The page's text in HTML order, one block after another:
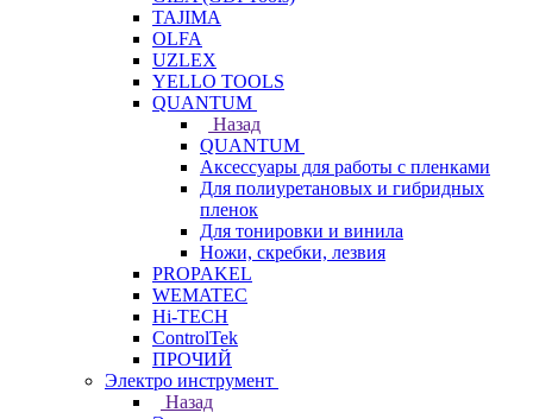
TAJIMA
OLFA
UZLEX
YELLO TOOLS
QUANTUM
Назад
QUANTUM
Аксессуары для работы с пленками
Для полиуретановых и гибридных
пленок
Для тонировки и винила
Ножи, скребки, лезвия
PROPAKEL
WEMATEC
Hi-TECH
ControlTek
ПРОЧИЙ
Электро инструмент
Назад